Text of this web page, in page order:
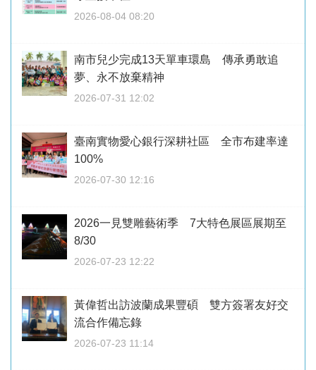
2026-08-04 08:20
南市兒少完成13天單車環島 傳承勇敢追
夢、永不放棄精神
2026-07-31 12:02
臺南實物愛心銀行深耕社區 全市布建率達
100%
2026-07-30 12:16
2026一見雙雕藝術季 7大特色展區展期至
8/30
2026-07-23 12:22
黃偉哲出訪波蘭成果豐碩 雙方簽署友好交
流合作備忘錄
2026-07-23 11:14